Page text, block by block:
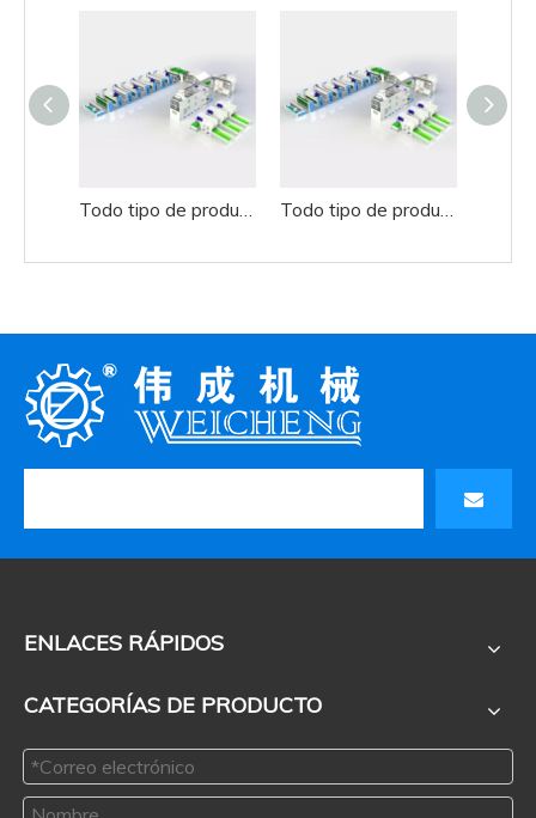
ENLACES RÁPIDOS
CATEGORÍAS DE PRODUCTO